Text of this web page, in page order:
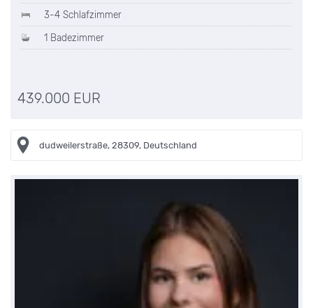
3-4 Schlafzimmer
1 Badezimmer
439.000 EUR
dudweilerstraße, 28309, Deutschland